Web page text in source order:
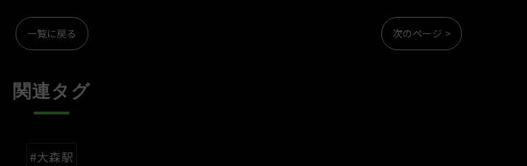
一覧に戻る 次のページ >
関連タグ
#大森駅